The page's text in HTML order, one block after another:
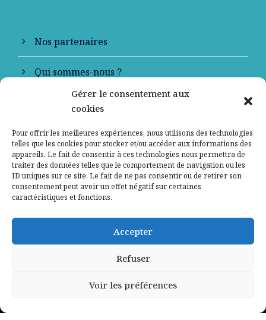
Gérer le consentement aux
cookies
Pour offrir les meilleures expériences, nous utilisons des technologies
telles que les cookies pour stocker et/ou accéder aux informations des
appareils. Le fait de consentir à ces technologies nous permettra de
traiter des données telles que le comportement de navigation ou les
ID uniques sur ce site. Le fait de ne pas consentir ou de retirer son
consentement peut avoir un effet négatif sur certaines
caractéristiques et fonctions.
Accepter
Refuser
Voir les préférences
Nos partenaires
Qui sommes-nous ?
Contactez-nous
Mentions légales
Politique de confidentialité